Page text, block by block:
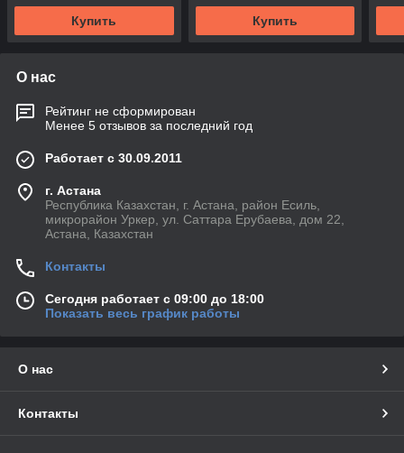
Купить Купить
О нас
Рейтинг не сформирован
Менее 5 отзывов за последний год
Работает с 30.09.2011
г. Астана
Республика Казахстан, г. Астана, район Есиль,
микрорайон Уркер, ул. Саттара Ерубаева, дом 22,
Астана, Казахстан
Контакты
Сегодня работает с 09:00 до 18:00
Показать весь график работы
О нас
Контакты